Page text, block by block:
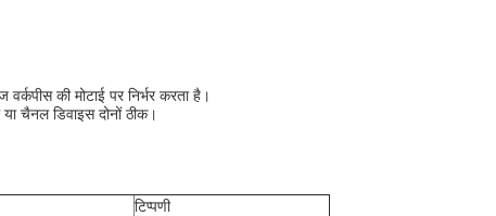
की मोटाई पर निर्भर करता है।
चैनल डिवाइस दोनों ठीक।
टिप्पणी